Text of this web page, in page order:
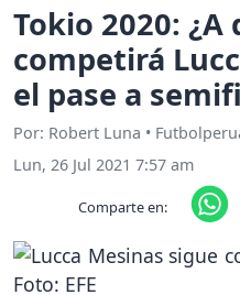
Tokio 2020: ¿A
competirá
el pase a
Por: Robert Luna •
Lun, 26 Jul 2021 7:57 am
Comparte en: